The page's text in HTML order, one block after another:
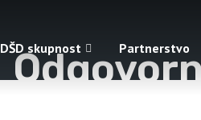
DŠD skupnost Partnerstvo